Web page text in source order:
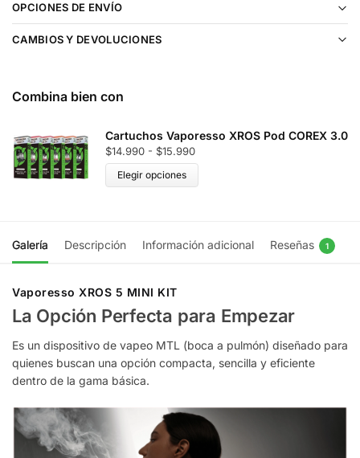
OPCIONES DE ENVÍO
CAMBIOS Y DEVOLUCIONES
Combina bien con
Cartuchos Vaporesso XROS Pod COREX 3.0
$14.990 - $15.990
Elegir opciones
Galería Descripción Información adicional Reseñas 1
Vaporesso XROS 5 MINI KIT
La Opción Perfecta para Empezar
Es un dispositivo de vapeo MTL (boca a pulmón) diseñado para
quienes buscan una opción compacta, sencilla y eficiente
dentro de la gama básica.